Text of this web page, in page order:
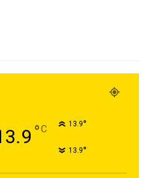
°C 13.9°
13.9°